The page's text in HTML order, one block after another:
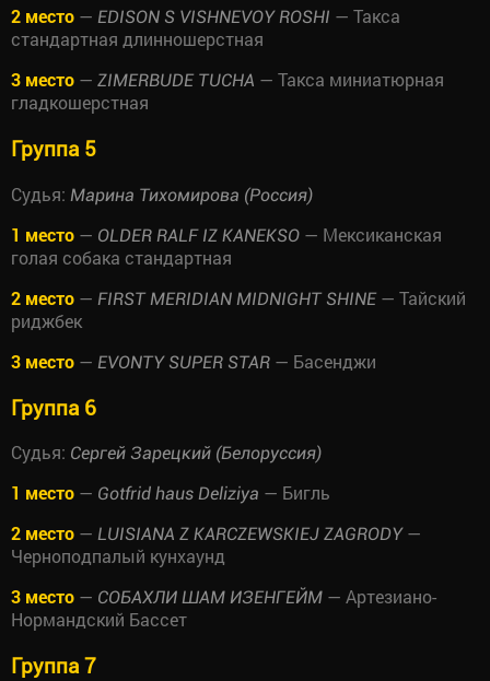
2 место — EDISON S VISHNEVOY ROSHI — Такса
стандартная длинношерстная
3 место — ZIMERBUDE TUCHA — Такса миниатюрная
гладкошерстная
Группа 5
Судья: Марина Тихомирова (Россия)
1 место — OLDER RALF IZ KANEKSO — Мексиканская
голая собака стандартная
2 место — FIRST MERIDIAN MIDNIGHT SHINE — Тайский
риджбек
3 место — EVONTY SUPER STAR — Басенджи
Группа 6
Судья: Сергей Зарецкий (Белоруссия)
1 место — Gotfrid haus Deliziya — Бигль
2 место — LUISIANA Z KARCZEWSKIEJ ZAGRODY—
Черноподпалый кунхаунд
3 место — СОБАХЛИ ШАМ ИЗЕНГЕЙМ — Артезиано-
Нормандский Бассет
Группа 7